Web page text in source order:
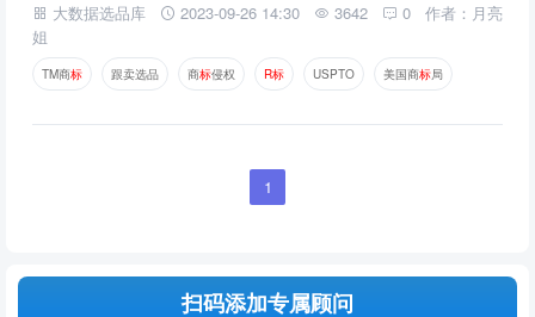
大数据选品库 2023-09-26 14:30 3642 0
作者：月亮
姐
TM商标 跟卖选品 商标侵权 R标 USPTO 美国商标局
1
扫码添加专属顾问